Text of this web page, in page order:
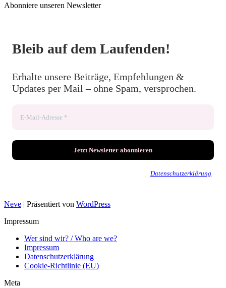
Abonniere unseren Newsletter
Bleib auf dem Laufenden!
Erhalte unsere Beiträge, Empfehlungen &
Updates per Mail – ohne Spam, versprochen.
Datenschutzerklärung
Neve | Präsentiert von WordPress
Impressum
Wer sind wir? / Who are we?
Impressum
Datenschutzerklärung
Cookie-Richtlinie (EU)
Meta